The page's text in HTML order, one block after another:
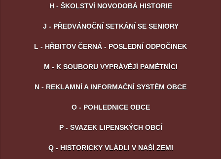
H - ŠKOLSTVÍ NOVODOBÁ HISTORIE
J - PŘEDVÁNOČNÍ SETKÁNÍ SE SENIORY
L - HŘBITOV ČERNÁ - POSLEDNÍ ODPOČINEK
M - K SOUBORU VYPRÁVĚJÍ PAMĚTNÍCI
N - REKLAMNÍ A INFORMAČNÍ SYSTÉM OBCE
O - POHLEDNICE OBCE
P - SVAZEK LIPENSKÝCH OBCÍ
Q - HISTORICKY VLÁDLI V NAŠÍ ZEMI